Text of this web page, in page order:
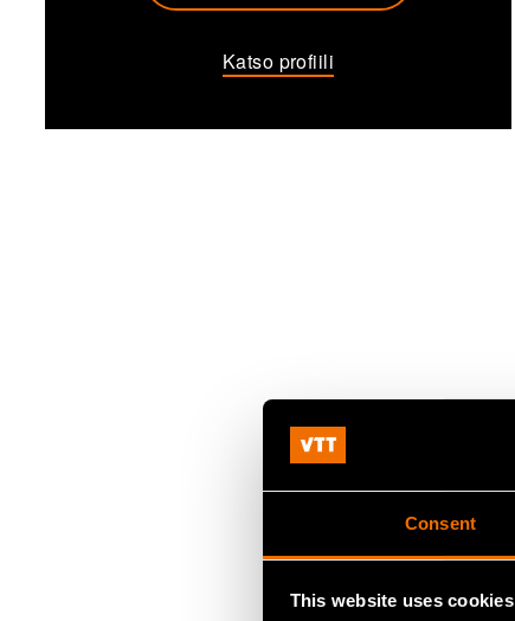
Consent
This website uses cookies
Katso profiili